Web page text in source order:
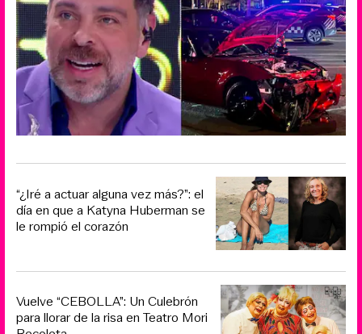
“¿Iré a actuar alguna vez más?”: el
día en que a Katyna Huberman se
le rompió el corazón
Vuelve “CEBOLLA”: Un Culebrón
para llorar de la risa en Teatro Mori